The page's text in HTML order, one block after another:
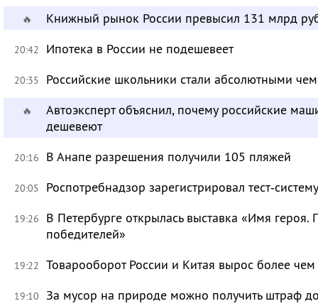
🔥 Книжный рынок России превысил 131 млрд
20:42 Ипотека в России не подешевеет
20:35 Российские школьники стали абсолютными
🔥
Автоэксперт объяснил, почему российские
дешевеют
20:16 В Анапе разрешения получили 105 пляжей
20:05 Роспотребнадзор зарегистрировал
19:26
В Петербурге открылась выставка «Имя героя.
победителей»
19:22 Товарооборот России и Китая вырос более чем
19:10 За мусор на природе можно получить штраф